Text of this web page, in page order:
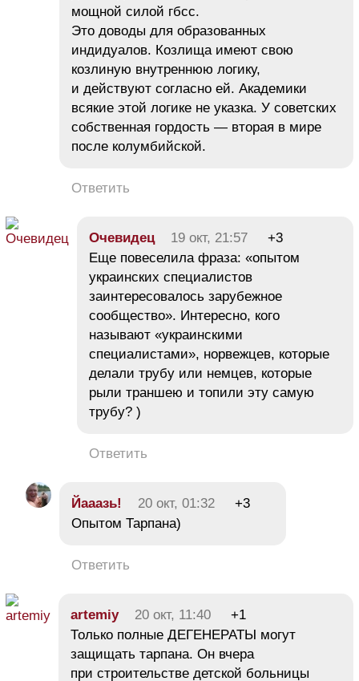
мощной силой гбсс.
Это доводы для образованных
индидуалов. Козлища имеют свою
козлиную внутреннюю логику,
и действуют согласно ей. Академики
всякие этой логике не указка. У советских
собственная гордость — вторая в мире
после колумбийской.
Ответить
Очевидец 19 окт, 21:57
+3
Еще повеселила фраза: «опытом
украинских специалистов
заинтересовалось зарубежное
сообщество». Интересно, кого
называют «украинскими
специалистами», норвежцев, которые
делали трубу или немцев, которые
рыли траншею и топили эту самую
трубу? )
Ответить
Йааазь! 20 окт, 01:32
+3
Опытом Тарпана)
Ответить
artemiy 20 окт, 11:40
+1
Только полные ДЕГЕНЕРАТЫ могут
защищать тарпана. Он вчера
при строительстве детской больницы